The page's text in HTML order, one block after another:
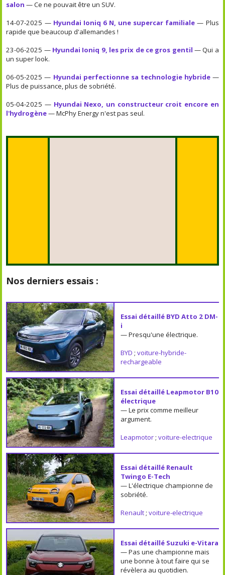
salon — Ce ne pouvait être un SUV.
14-07-2025 — Hyundai Ioniq 6 N, une supercar familiale — Plus
rapide que beaucoup d'allemandes !
23-06-2025 — Hyundai Ioniq 9, les prix de ce gros gentil — Qui a
un super look.
06-05-2025 — Hyundai perfectionne sa technologie hybride—
Plus de puissance, plus de sobriété.
05-04-2025 — Hyundai Nexo, un constructeur croit encore en
l'hydrogène— McPhy Energy n'est pas seul.
Nos derniers essais :
Essai détaillé BYD Atto 2 DM-
i
— Presqu'une électrique.
BYD ; voiture-hybride-
rechargeable
Essai détaillé Leapmotor B10
électrique
— Le prix comme meilleur
argument.
Leapmotor; voiture-electrique
Essai détaillé Renault
Twingo E-Tech
— L'électrique championne de
sobriété.
Renault; voiture-electrique
Essai détaillé Suzuki e-Vitara
— Pas une championne mais
une bonne à tout faire qui se
révèlera au quotidien.